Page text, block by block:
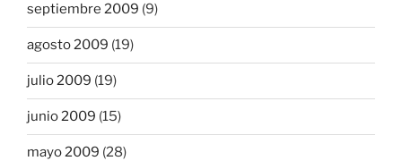
septiembre 2009 (9)
agosto 2009 (19)
julio 2009 (19)
junio 2009 (15)
mayo 2009 (28)